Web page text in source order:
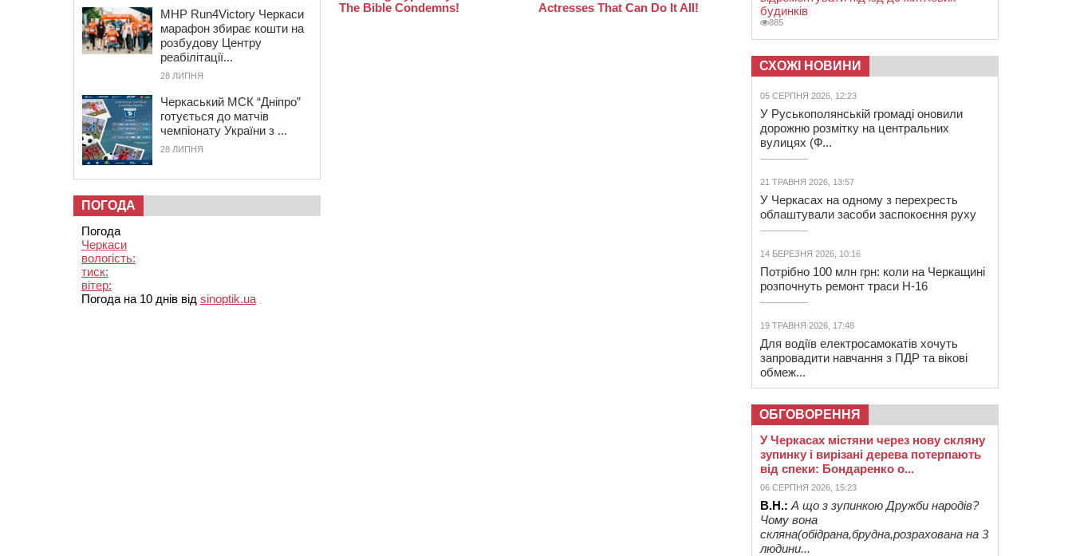
MHP Run4Victory Черкаси
марафон збирає кошти на
розбудову Центру
реабілітації...
28 ЛИПНЯ
Черкаський МСК “Дніпро”
готується до матчів
чемпіонату України з ...
28 ЛИПНЯ
ПОГОДА
Погода
Черкаси
вологість:
тиск:
вітер:
Погода на 10 днів від sinoptik.ua
будинків
885
СХОЖІ НОВИНИ
05 СЕРПНЯ 2026, 12:23
У Руськополянській громаді оновили
дорожню розмітку на центральних
вулицях (Ф...
21 ТРАВНЯ 2026, 13:57
У Черкасах на одному з перехресть
облаштували засоби заспокоєння руху
14 БЕРЕЗНЯ 2026, 10:16
Потрібно 100 млн грн: коли на Черкащині
розпочнуть ремонт траси Н-16
19 ТРАВНЯ 2026, 17:48
Для водіїв електросамокатів хочуть
запровадити навчання з ПДР та вікові
обмеж...
ОБГОВОРЕННЯ
У Черкасах містяни через нову скляну
зупинку і вирізані дерева потерпають
від спеки: Бондаренко о...
06 СЕРПНЯ 2026, 15:23
В.Н.: А що з зупинкою Дружби народів?
Чому вона
скляна(обідрана,брудна,розрахована на 3
людини...